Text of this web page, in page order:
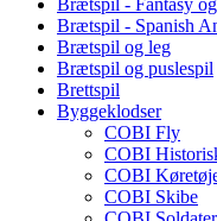
Brætspil - Spanish
Brætspil og leg
Brætspil og puslespil
Brettspil
Byggeklodser
COBI Fly
COBI
COBI
COBI Skibe